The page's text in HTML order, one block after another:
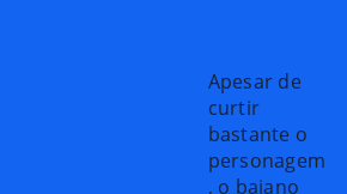
Apesar de
curtir
bastante o
personagem
, o baiano